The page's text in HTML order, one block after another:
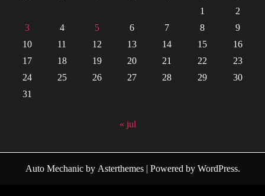
1
2
3
4 5 6 7 8
9
10
11 12 13 14 15
16
17
18 19 20 21 22
23
24
25 26 27 28 29
30
31
« jul
Auto Mechanicby Asterthemes| Powered by WordPress.